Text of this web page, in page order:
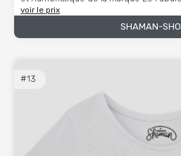
voir le prix
SHAMAN-
#13